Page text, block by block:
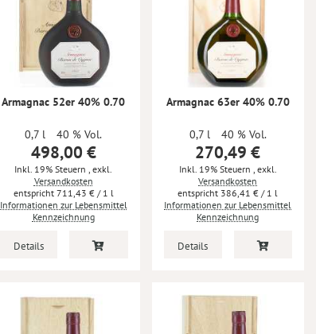
Armagnac 52er 40% 0.70
0,7 l 40 % Vol.
498,00 €
Inkl. 19% Steuern, exkl.
Versandkosten
711,43 €/ 1 l
Informationen zur Lebensmittel
Kennzeichnung
Details
Armagnac 63er 40% 0.70
0,7 l 40 % Vol.
270,49 €
Inkl. 19% Steuern , exkl.
Versandkosten
386,41 € / 1 l
Informationen zur Lebensmittel
Kennzeichnung
Details